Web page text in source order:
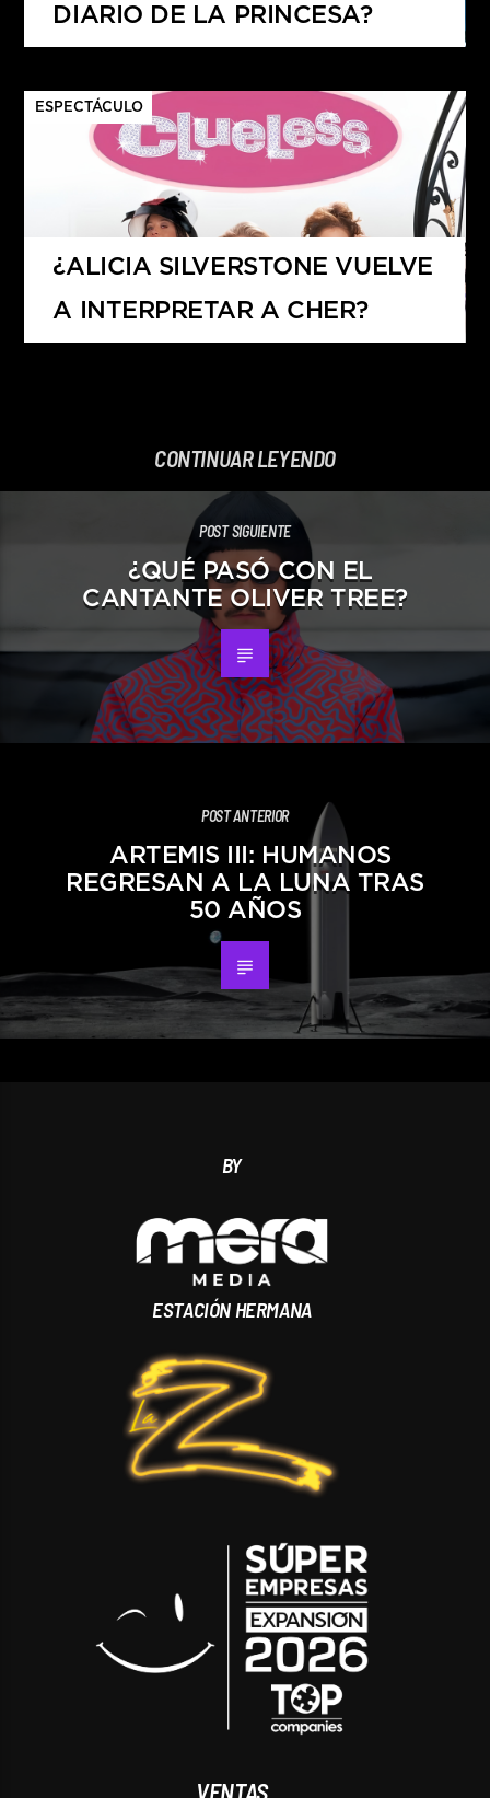
DIARIO DE LA PRINCESA?
ESPECTÁCULO
¿ALICIA SILVERSTONE VUELVE
A INTERPRETAR A CHER?
CONTINUAR LEYENDO
POST SIGUIENTE
¿QUÉ PASÓ CON EL
CANTANTE OLIVER TREE?
POST ANTERIOR
ARTEMIS III: HUMANOS
REGRESAN A LA LUNA TRAS
50 AÑOS
BY
ESTACIÓN HERMANA
VENTAS